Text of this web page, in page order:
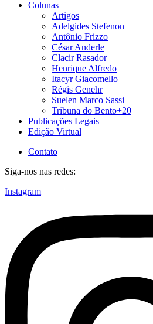
Colunas
Artigos
Adelgides Stefenon
Antônio Frizzo
César Anderle
Clacir Rasador
Henrique Alfredo
Itacyr Giacomello
Régis Genehr
Suelen Marco Sassi
Tribuna do Bento+20
Publicações Legais
Edição Virtual
Contato
Siga-nos nas redes:
Instagram